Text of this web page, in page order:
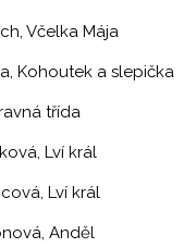
Včelka Mája
Kohoutek a slepička
třída
Lví král
Lví král
Anděl